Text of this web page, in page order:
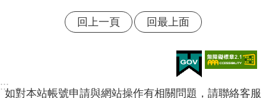
回上一頁 回最上面
:::
如對本站帳號申請與網站操作有相關問題，請聯絡客服